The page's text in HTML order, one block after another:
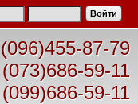
(096)455-87-79
(073)686-59-11
(099)686-59-11